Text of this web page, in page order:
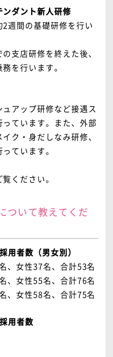
ダント新人研修
週間の基礎研修を行い
支店研修を終えた後、
を行います。
アップ研修など接遇ス
ています。また、外部
ク・身だしなみ研修、
ています。
覧ください。
ついて教えてくだ
用者数（男女別）
、女性37名、合計53名
、女性55名、合計76名
、女性58名、合計75名
用者数